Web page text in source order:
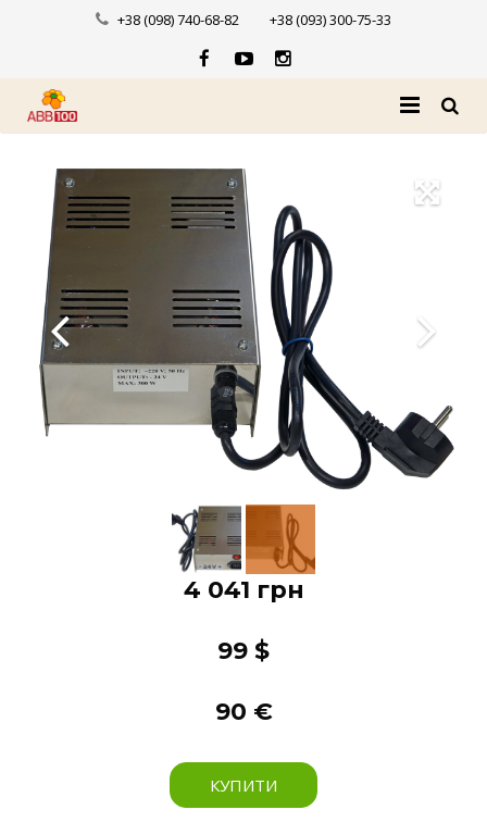
+38 (098) 740-68-82 +38 (093) 300-75-33
Про нас
Каталог
Доставка і оплата
Новини
Контакти
4 041 грн
99 $
90 €
КУПИТИ